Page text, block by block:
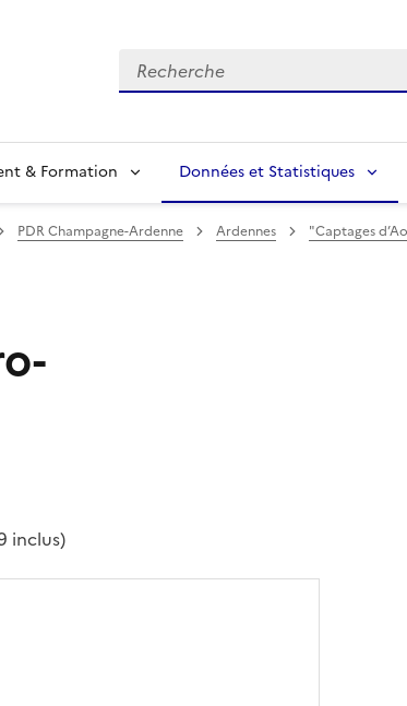
Recherche
& Formation Données et Statistiques
PDR Champagne-Ardenne Ardennes "Captages
inclus)